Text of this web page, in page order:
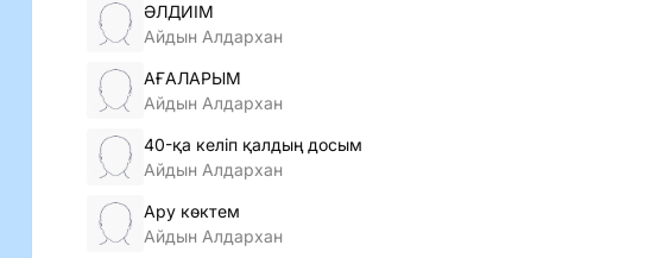
ӘЛДИІМ
Айдын Алдархан
АҒАЛАРЫМ
Айдын Алдархан
40-қа келіп қалдың досым
Айдын Алдархан
Ару көктем
Айдын Алдархан